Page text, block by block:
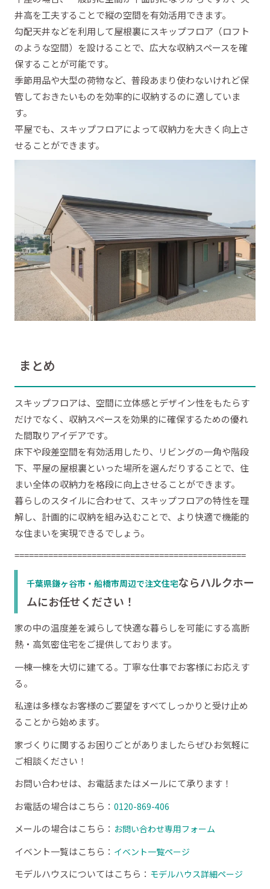
井高を工夫することで縦の空間を有効活用できます。
勾配天井などを利用して屋根裏にスキップフロア（ロフト
のような空間）を設けることで、広大な収納スペースを確
保することが可能です。
季節用品や大型の荷物など、普段あまり使わないけれど保
管しておきたいものを効率的に収納するのに適していま
す。
平屋でも、スキップフロアによって収納力を大きく向上さ
せることができます。
まとめ
スキップフロアは、空間に立体感とデザイン性をもたらす
だけでなく、収納スペースを効果的に確保するための優れ
た間取りアイデアです。
床下や段差空間を有効活用したり、リビングの一角や階段
下、平屋の屋根裏といった場所を選んだりすることで、住
まい全体の収納力を格段に向上させることができます。
暮らしのスタイルに合わせて、スキップフロアの特性を理
解し、計画的に収納を組み込むことで、より快適で機能的
な住まいを実現できるでしょう。
================================================
千葉県鎌ヶ谷市・船橋市周辺で注文住宅ならハルクホー
ムにお任せください！
家の中の温度差を減らして快適な暮らしを可能にする高断
熱・高気密住宅をご提供しております。
一棟一棟を大切に建てる。丁寧な仕事でお客様にお応えす
る。
私達は多様なお客様のご要望をすべてしっかりと受け止め
ることから始めます。
家づくりに関するお困りごとがありましたらぜひお気軽に
ご相談ください！
お問い合わせは、お電話またはメールにて承ります！
お電話の場合はこちら： 0120-869-406
メールの場合はこちら： お問い合わせ専用フォーム
イベント一覧はこちら： イベント一覧ページ
モデルハウスについてはこちら： モデルハウス詳細ページ